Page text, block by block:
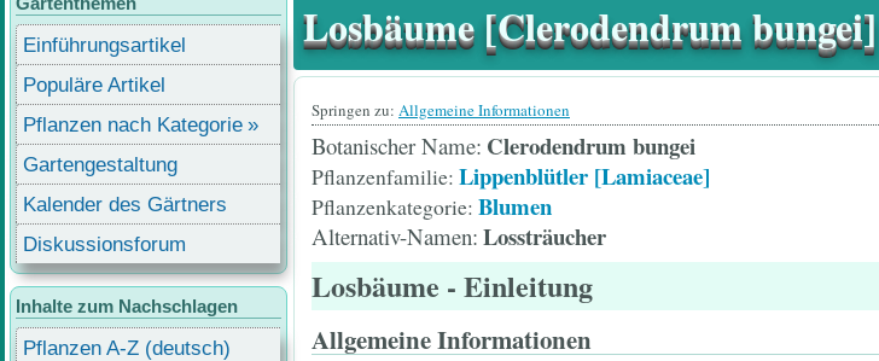
Losbäume [Clerodendrum bungei]
Springen zu: Allgemeine Informationen
Botanischer Name Clerodendrum bungei
Pflanzenfamilie Lippenblütler [Lamiaceae]
Pflanzenkategorie Blumen
Alternativ-Namen Lossträucher
Losbäume - Einleitung
Allgemeine Informationen
Einführungsartikel
Populäre Artikel
Pflanzen nach Kategorie
Gartengestaltung
Kalender des Gärtners
Diskussionsforum
Inhalte zum Nachschlagen
Pflanzen A-Z (deutsch)